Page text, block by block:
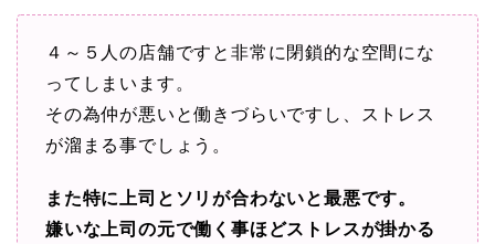
４～５人の店舗ですと非常に閉鎖的な空間にな
ってしまいます。
その為仲が悪いと働きづらいですし、ストレス
が溜まる事でしょう。
また特に上司とソリが合わないと最悪です。
嫌いな上司の元で働く事ほどストレスが掛かる